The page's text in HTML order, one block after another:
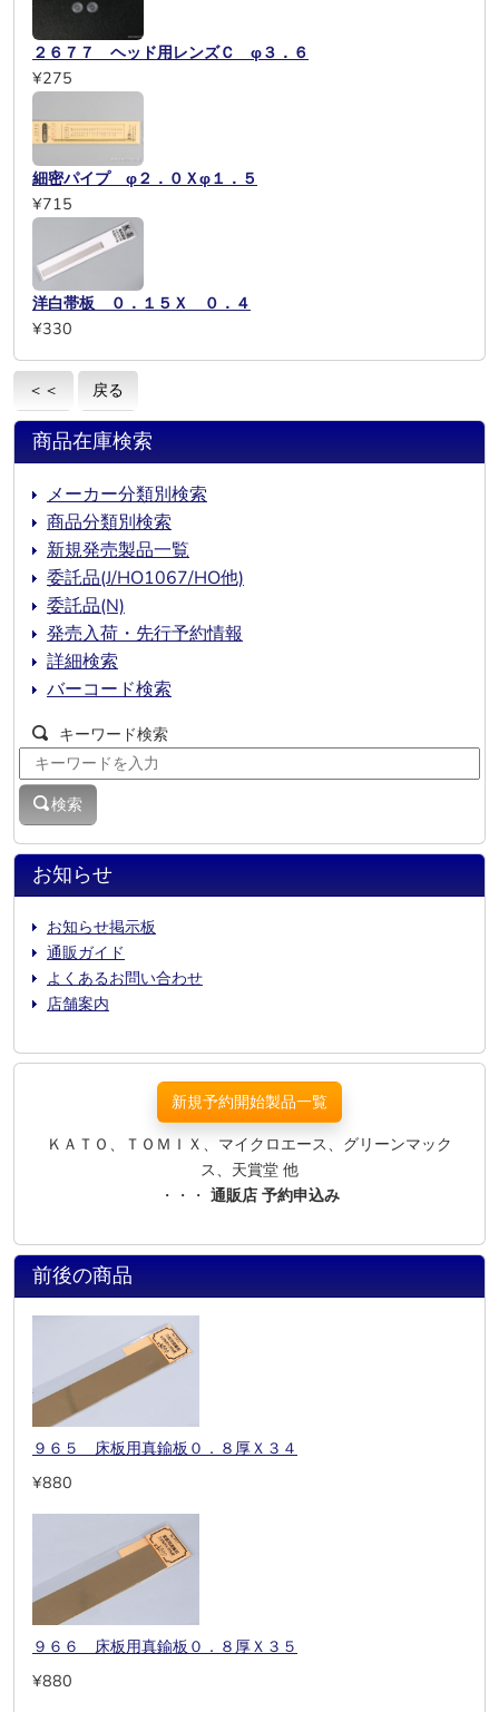
２６７７ ヘッド用レンズＣ φ３．６
¥275
細密パイプ φ２．０Ｘφ１．５
¥715
洋白帯板 ０．１５Ｘ ０．４
¥330
＜＜ 戻る
お知らせ
お知らせ掲示板
通販ガイド
よくあるお問い合わせ
店舗案内
商品在庫検索
メーカー分類別検索
商品分類別検索
新規発売製品一覧
委託品(J/HO1067/HO他)
委託品(N)
発売入荷・先行予約情報
詳細検索
バーコード検索
キーワード検索
検索
新規予約開始製品一覧
ＫＡＴＯ、ＴＯＭＩＸ、マイクロエース、グリーンマック
ス、天賞堂 他
・・・ 通販店 予約申込み
前後の商品
９６５ 床板用真鍮板０．８厚Ｘ３４
¥880
９６６ 床板用真鍮板０．８厚Ｘ３５
¥880